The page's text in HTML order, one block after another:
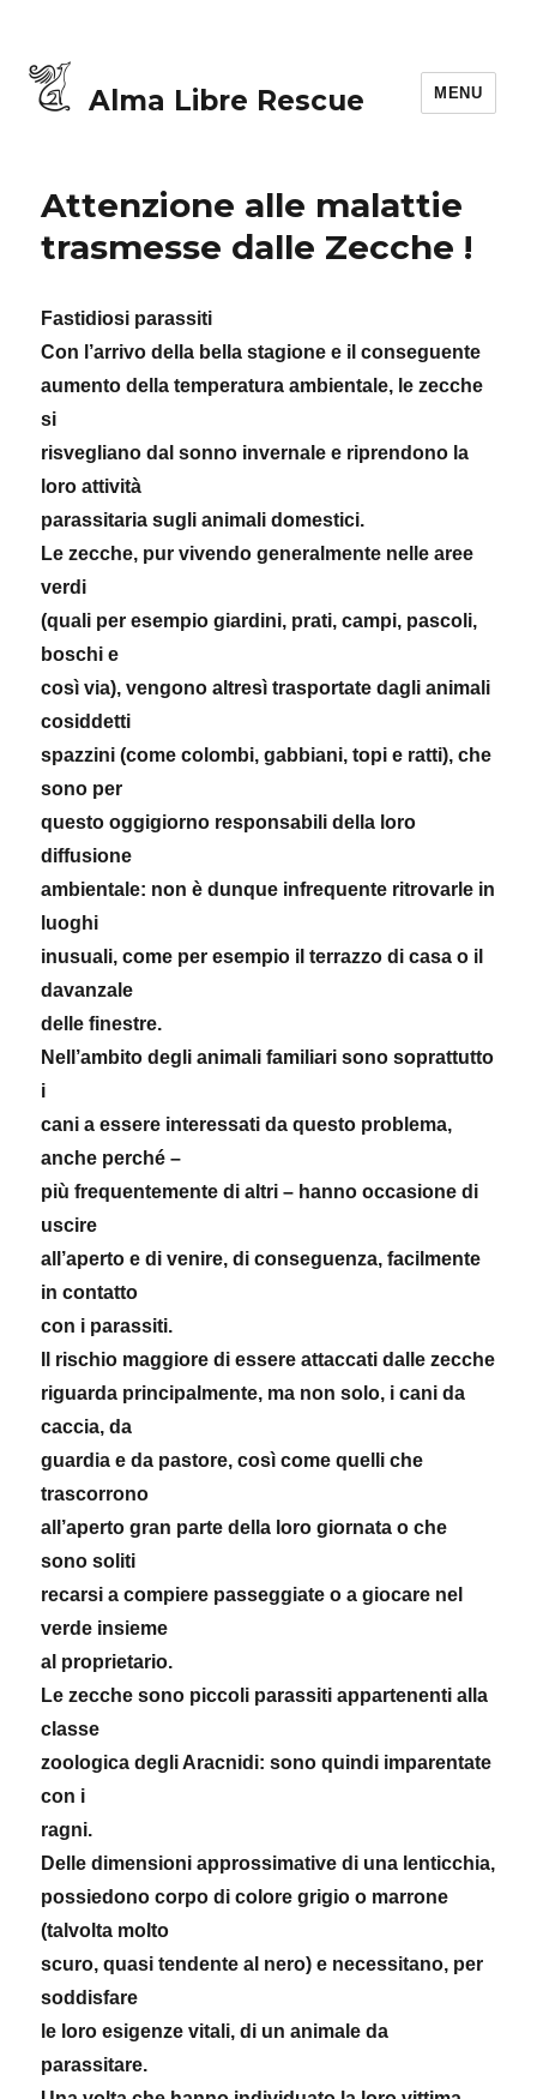
Alma Libre Rescue MENU
Attenzione alle malattie
trasmesse dalle Zecche !
Fastidiosi parassiti
Con l’arrivo della bella stagione e il conseguente
aumento della temperatura ambientale, le zecche
si
risvegliano dal sonno invernale e riprendono la
loro attività
parassitaria sugli animali domestici.
Le zecche, pur vivendo generalmente nelle aree
verdi
(quali per esempio giardini, prati, campi, pascoli,
boschi e
così via), vengono altresì trasportate dagli animali
cosiddetti
spazzini (come colombi, gabbiani, topi e ratti), che
sono per
questo oggigiorno responsabili della loro
diffusione
ambientale: non è dunque infrequente ritrovarle in
luoghi
inusuali, come per esempio il terrazzo di casa o il
davanzale
delle finestre.
Nell’ambito degli animali familiari sono soprattutto
i
cani a essere interessati da questo problema,
anche perché –
più frequentemente di altri – hanno occasione di
uscire
all’aperto e di venire, di conseguenza, facilmente
in contatto
con i parassiti.
Il rischio maggiore di essere attaccati dalle zecche
riguarda principalmente, ma non solo, i cani da
caccia, da
guardia e da pastore, così come quelli che
trascorrono
all’aperto gran parte della loro giornata o che
sono soliti
recarsi a compiere passeggiate o a giocare nel
verde insieme
al proprietario.
Le zecche sono piccoli parassiti appartenenti alla
classe
zoologica degli Aracnidi: sono quindi imparentate
con i
ragni.
Delle dimensioni approssimative di una lenticchia,
possiedono corpo di colore grigio o marrone
(talvolta molto
scuro, quasi tendente al nero) e necessitano, per
soddisfare
le loro esigenze vitali, di un animale da
parassitare.